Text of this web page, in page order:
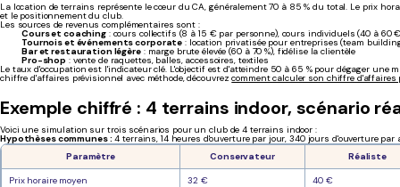
La location de terrains représente le cœur du CA, généralement 70 à 85 % du total. Le prix
et le positionnement du club.
Les sources de revenus complémentaires sont :
Cours et coaching: cours collectifs (8 à 15 € par personne), cours individuels (40 à 60
Tournois et événements corporate : location privatisée pour entreprises (team
Bar et restauration légère: marge brute élevée (60 à 70 %), fidélise la clientèle
Pro-shop : vente de raquettes, balles, accessoires, textiles
Le taux d'occupation est l'indicateur clé. L'objectif est d'atteindre 50 à 65 % pour dégager une
chiffre d'affaires prévisionnel avec méthode, découvrezcomment calculer son chiffre d'affaires
Exemple chiffré : 4 terrains indoor, scénario
Voici une simulation sur trois scénarios pour un club de 4 terrains indoor :
Hypothèses communes : 4 terrains, 14 heures d'ouverture par jour, 340 jours d'ouverture par
Paramètre
Conservateur Réaliste
Prix horaire moyen 32 € 40 €